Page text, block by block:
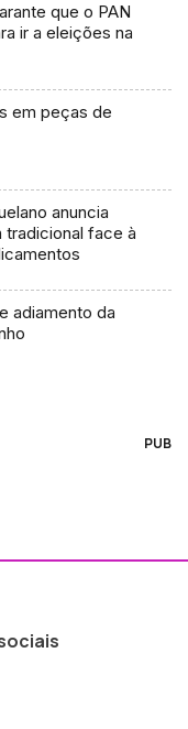
que o PAN
ir a eleições na
em peças de
anuncia
tradicional face à
adiamento da
PUB
ao